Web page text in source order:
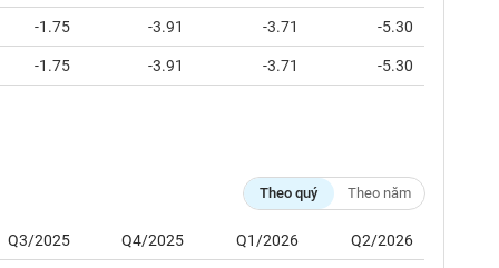
-1.75 -3.91 -3.71 -5.30
-1.75 -3.91 -3.71 -5.30
Theo quý Theo năm
Q3/2025 Q4/2025 Q1/2026 Q2/2026